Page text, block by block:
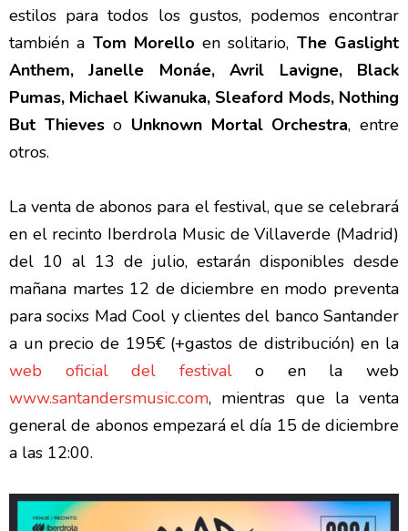
estilos para todos los gustos, podemos encontrar
también a Tom Morello en solitario, The Gaslight
Anthem, Janelle Monáe, Avril Lavigne, Black
Pumas, Michael Kiwanuka, Sleaford Mods, Nothing
But Thieveso Unknown Mortal Orchestra, entre
otros.
La venta de abonos para el festival, que se celebrará
en el recinto Iberdrola Music de Villaverde (Madrid)
del 10 al 13 de julio, estarán disponibles desde
mañana martes 12 de diciembre en modo preventa
para socixs Mad Cool y clientes del banco Santander
a un precio de 195€ (+gastos de distribución) en la
web oficial del festivalo en la web
www.santandersmusic.com, mientras que la venta
general de abonos empezará el día 15 de diciembre
a las 12:00.